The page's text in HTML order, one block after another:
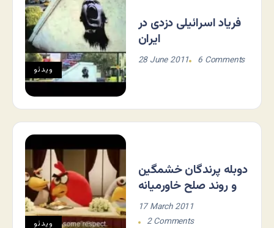
ویدئو
فریاد اسرائیلی دزدی در
ایران
28 June 2011 6 Comments
ویدئو
دوبله پرندگان خشمگین
و روند صلح خاورمیانه
17 March 2011
2 Comments